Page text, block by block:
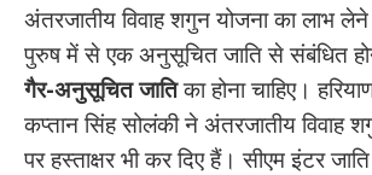
अंतरजातीय विवाह शगुन योजना का लाभ
पुरुष में से एक अनुसूचित जाति से संबंधित
गैर-अनुसूचित जातिका होना चाहिए।
कप्तान सिंह सोलंकी ने अंतरजातीय विवाह
पर हस्ताक्षर भी कर दिए हैं। सीएम इंटर जाति